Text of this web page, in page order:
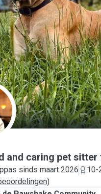
and caring pet
sinds maart 2026
10-
)